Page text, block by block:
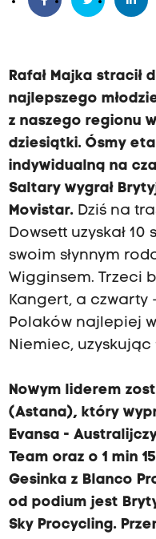
Rafał Majka stracił
najlepszego
z naszego regionu
dziesiątki. Ósmy
indywidualną na
Saltary wygrał
Movistar.Dziś na
Dowsett uzyskał
swoim słynnym
Wigginsem. Trzeci
Kangert, a czwarty
Polaków najlepiej
Niemiec, uzyskując
Nowym liderem
(Astana), który
Evansa -
Team oraz o 1 min
Gesinka z Blanco
od podium jest
Sky Procycling.